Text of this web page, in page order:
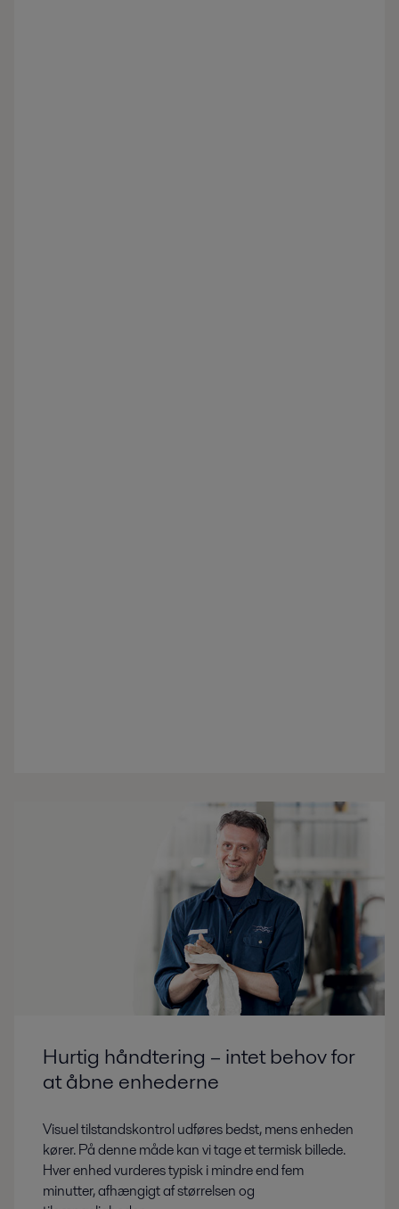
Hurtig håndtering – intet behov for
at åbne enhederne
Visuel tilstandskontrol udføres bedst, mens enheden
kører. På denne måde kan vi tage et termisk billede.
Hver enhed vurderes typisk i mindre end fem
minutter, afhængigt af størrelsen og